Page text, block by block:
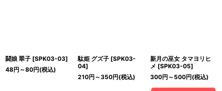
闘娘 翠子 [SPK03-03]
48円 ～80円(税込)
駄姫 グズ子 [SPK03-
04]
210円 ～350円(税込)
新月の巫女 タマヨリヒ
メ [SPK03-05]
300円 ～500円(税込)